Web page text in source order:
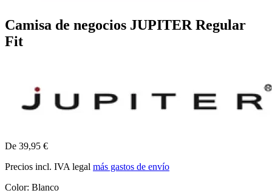
Camisa de negocios JUPITER Regular
Fit
De 39,95 €
Precios incl. IVA legal más gastos de envío
Color: Blanco